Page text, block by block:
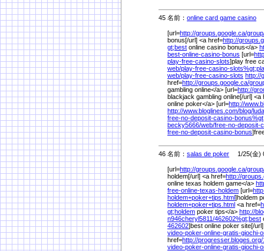
45 名前： online card game casino
[url=http://groups.google.ca/
bonus[/url] <a href=http://
gt;best online casino bonus</a>
best-online-casino-bonus [url=
play-free-casino-slots]play free
web/play-free-casino-slots%
web/play-free-casino-slots http://
href=http://groups.google.ca/
gambling online</a> [url=http://
blackjack gambling online[/url] <a
online poker</a> [url=http://
http://www.bloglines.com/blog/
free-no-deposit-casino-bonus%
becky5666/web/free-no-deposit-
free-no-deposit-casino-bonus
46 名前： salas de poker 1/25(金)
[url=http://groups.google.ca/
holdem[/url] <a href=http://
online texas holdem game</a>
free-online-texas-holdem [url=
holdem+poker+tips.html]holdem
holdem+poker+tips.html <a href=
gt;holdem poker tips</a> http://
n946cheryl5811/462602%gt;best
462602]best online poker site[/
video-poker-online-gratis-giochi-
href=http://progresser.bloges.org/
video-poker-online-gratis-giochi-